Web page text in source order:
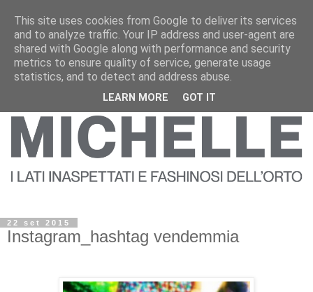
22 set 2015
Instagram_hashtag vendemmia
This site uses cookies from Google to deliver its services
and to analyze traffic. Your IP address and user-agent are
shared with Google along with performance and security
metrics to ensure quality of service, generate usage
statistics, and to detect and address abuse.
LEARN MORE GOT IT